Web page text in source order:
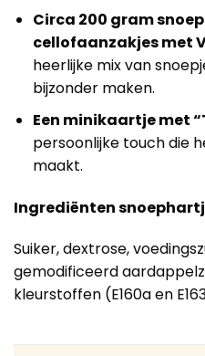
Circa 200 gram
cellofaanzakjes met
heerlijke mix van
bijzonder maken.
Een minikaartje met
persoonlijke touch die
maakt.
Ingrediënten
Suiker, dextrose,
gemodificeerd
kleurstoffen (E160a en